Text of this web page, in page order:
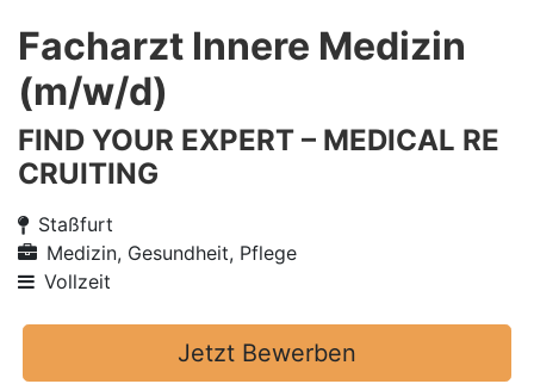
Facharzt Innere Medizin
(m/w/d)
FIND YOUR EXPERT – MEDICAL RE
CRUITING
Staßfurt
Medizin, Gesundheit, Pflege
Vollzeit
Jetzt Bewerben